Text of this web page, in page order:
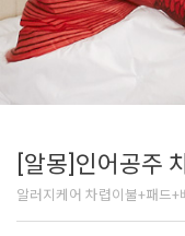
[알몽]인어공주
알러지케어 차렵이불+패드